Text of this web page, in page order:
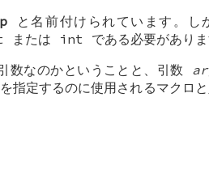
と名前付けられています。し
または int である必要がありま
なのかということと、引数
指定するのに使用されるマクロ